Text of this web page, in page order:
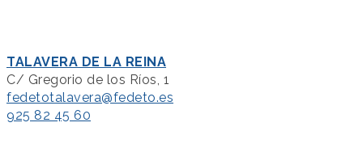
TALAVERA DE LA REINA
C/ Gregorio de los Ríos, 1
fedetotalavera@fedeto.es
925 82 45 60